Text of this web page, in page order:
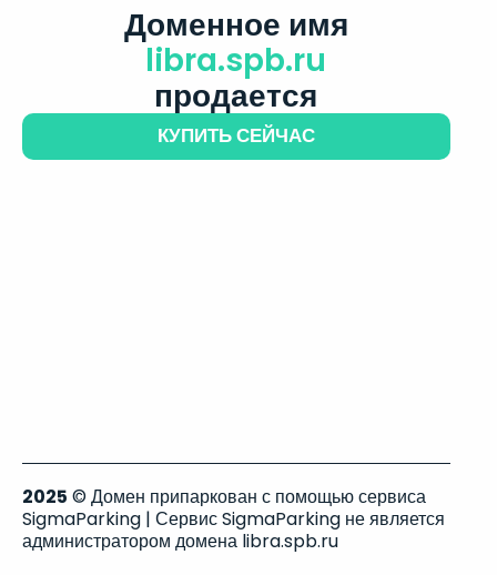
Доменное имя
libra.spb.ru
продается
КУПИТЬ СЕЙЧАС
2025 © Домен припаркован с помощью сервиса
SigmaParking | Сервис SigmaParking не является
администратором домена libra.spb.ru